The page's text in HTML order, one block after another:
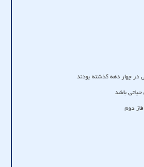
در چهار دهه گذشته بودند
باشد